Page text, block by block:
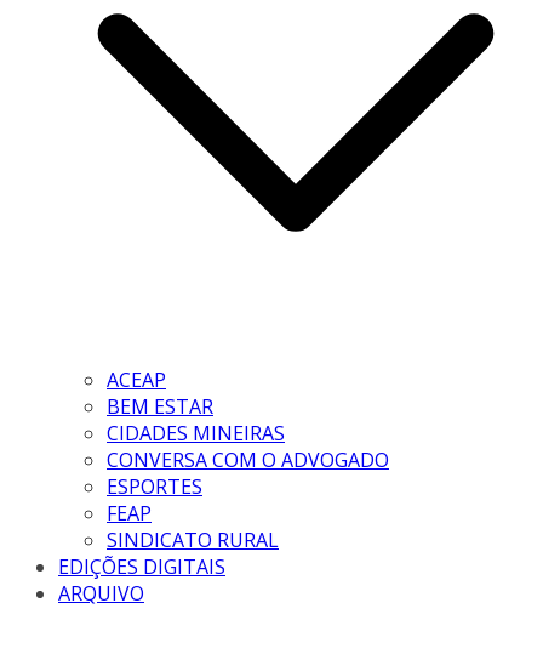
ACEAP
BEM ESTAR
CIDADES MINEIRAS
CONVERSA COM O ADVOGADO
ESPORTES
FEAP
SINDICATO RURAL
EDIÇÕES DIGITAIS
ARQUIVO